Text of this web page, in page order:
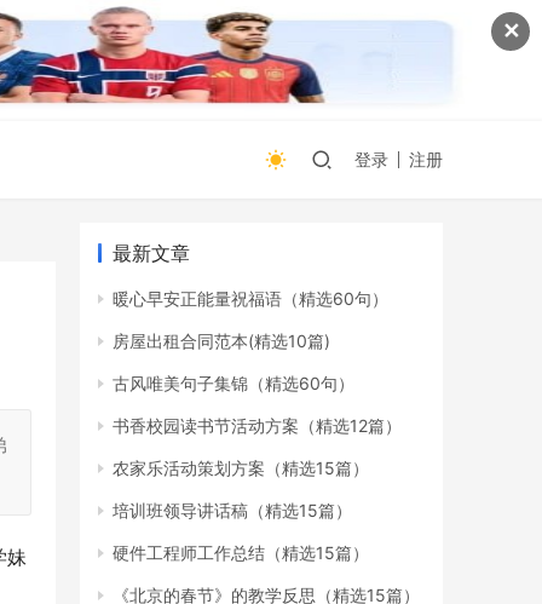
✕
登录 注册
妹
最新文章
暖心早安正能量祝福语（精选60句）
房屋出租合同范本(精选10篇)
古风唯美句子集锦（精选60句）
书香校园读书节活动方案（精选12篇）
农家乐活动策划方案（精选15篇）
培训班领导讲话稿（精选15篇）
硬件工程师工作总结（精选15篇）
《北京的春节》的教学反思（精选15篇）